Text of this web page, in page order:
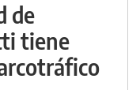
de
tiene